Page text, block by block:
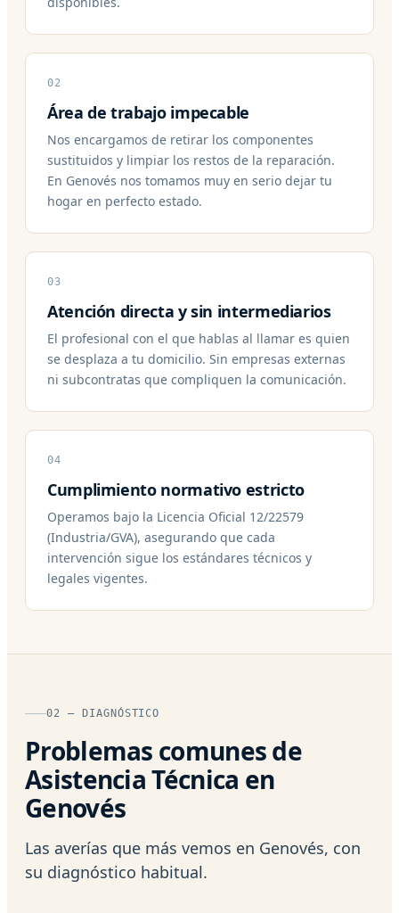
02
Área de trabajo impecable
Nos encargamos de retirar los componentes
sustituidos y limpiar los restos de la reparación.
En Genovés nos tomamos muy en serio dejar tu
hogar en perfecto estado.
03
Atención directa y sin intermediarios
El profesional con el que hablas al llamar es quien
se desplaza a tu domicilio. Sin empresas externas
ni subcontratas que compliquen la comunicación.
04
Cumplimiento normativo estricto
Operamos bajo la Licencia Oficial 12/22579
(Industria/GVA), asegurando que cada
intervención sigue los estándares técnicos y
legales vigentes.
02 — DIAGNÓSTICO
Problemas comunes de
Asistencia Técnica en
Genovés
Las averías que más vemos en Genovés, con
su diagnóstico habitual.